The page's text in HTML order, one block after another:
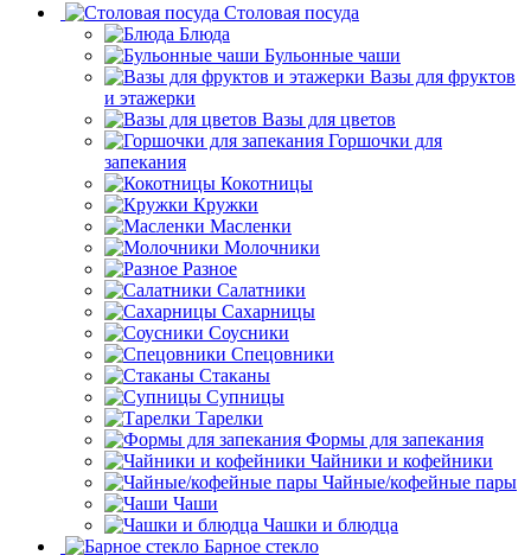
Столовая посуда
Блюда
Бульонные чаши
Вазы для фруктов
и этажерки
Вазы для цветов
Горшочки для
запекания
Кокотницы
Кружки
Масленки
Молочники
Разное
Салатники
Сахарницы
Соусники
Спецовники
Стаканы
Супницы
Тарелки
Формы для запекания
Чайники и кофейники
Чайные/кофейные пары
Чаши
Чашки и блюдца
Барное стекло